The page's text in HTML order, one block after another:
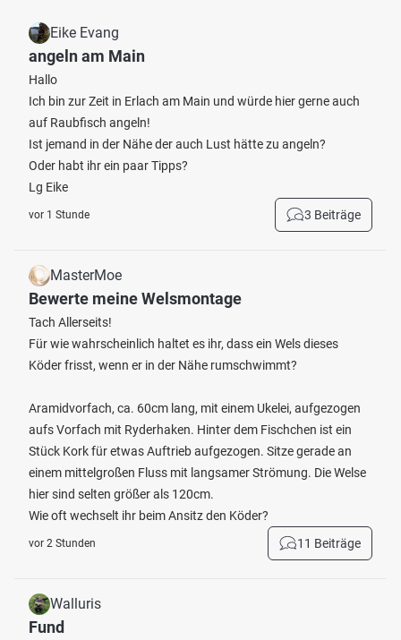
Eike Evang
angeln am Main
Hallo
Ich bin zur Zeit in Erlach am Main und würde hier gerne auch
auf Raubfisch angeln!
Ist jemand in der Nähe der auch Lust hätte zu angeln?
Oder habt ihr ein paar Tipps?
Lg Eike
vor 1 Stunde 3 Beiträge
MasterMoe
Bewerte meine Welsmontage
Tach Allerseits!
Für wie wahrscheinlich haltet es ihr, dass ein Wels dieses
Köder frisst, wenn er in der Nähe rumschwimmt?
Aramidvorfach, ca. 60cm lang, mit einem Ukelei, aufgezogen
aufs Vorfach mit Ryderhaken. Hinter dem Fischchen ist ein
Stück Kork für etwas Auftrieb aufgezogen. Sitze gerade an
einem mittelgroßen Fluss mit langsamer Strömung. Die Welse
hier sind selten größer als 120cm.
Wie oft wechselt ihr beim Ansitz den Köder?
vor 2 Stunden 11 Beiträge
Walluris
Fund